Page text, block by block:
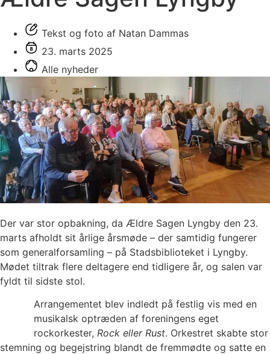
Tekst og foto af Natan Dammas
23. marts 2025
Alle nyheder
Der var stor opbakning, da Ældre Sagen Lyngby den 23.
marts afholdt sit årlige årsmøde – der samtidig fungerer
som generalforsamling – på Stadsbiblioteket i Lyngby.
Mødet tiltrak flere deltagere end tidligere år, og salen var
fyldt til sidste stol.
Arrangementet blev indledt på festlig vis med en
musikalsk optræden af foreningens eget
rockorkester, Rock eller Rust. Orkestret skabte stor
stemning og begejstring blandt de fremmødte og satte en